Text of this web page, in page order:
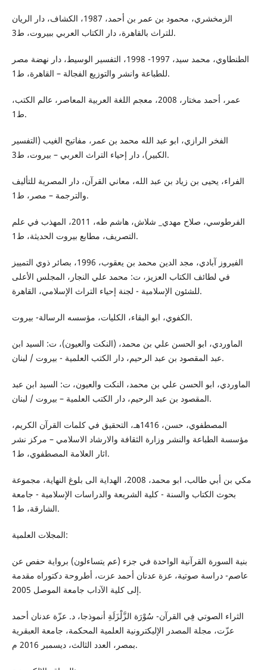
الزمخشري، محمود بن عمر بن أحمد، 1987، الكشاف، دار الريان
للتراث بالقاهرة، دار الكتاب العربي ببيروت، ط3.
الطنطاوي، محمد سيد، 1997- 1998، التفسير الوسيط، دار نهضة مصر
للطباعة وانشر والتوزيع الفجالة – القاهرة، ط1.
عمر، أحمد مختار، 2008، معجم اللغة العربية المعاصر، عالم الكتب،
ط1.
الفخر الرازي، ابو عبد الله محمد بن عمر، مفاتيح الغيب (التفسير
الكبير)، دار إحياء التراث العربي – بيروت، ط3.
الفراء، يحيى بن زياد بن عبد الله، معاني القرآن، دار المصرية للتأليف
والترجمة – مصر، ط1.
الفرطوسي، صلاح مهدي_ شلاش، هاشم طه، 2011، المهذب في علم
التصريف، مطابع بيروت الحديثة، ط1.
الفيروز آبادي، مجد الدين محمد بن يعقوب، 1996، بصائر ذوي التمييز
في لطائف الكتاب العزيز، ت: محمد علي النجار، المجلس الأعلى
للشئون الإسلامية - لجنة إحياء التراث الإسلامي، القاهرة.
الكفوي، ابو البقاء، الكليات، مؤسسه الرسالة- بيروت.
الماوردي، ابو الحسن علي بن محمد، (النكت والعيون)، ت: السيد ابن
عبد المقصود بن عبد الرحيم، دار الكتب العلمية - بيروت / لبنان.
الماوردي، ابو الحسن علي بن محمد، النكت والعيون، ت: السيد ابن عبد
المقصود بن عبد الرحيم، دار الكتب العلمية – بيروت / لبنان.
المصطفوي، حسن، 1416هـ، التحقيق في كلمات القرآن الكريم،
مؤسسة الطباعة والنشر وزارة الثقافة والارشاد الاسلامي – مركز نشر
اثار العلامة المصطفوي، ط1.
مكي بن أبي طالب، ابو محمد، 2008، الهداية الى بلوغ النهاية، مجموعة
بحوث الكتاب والسنة - كلية الشريعة والدراسات الإسلامية - جامعة
الشارقة، ط1.
المجلات العلمية:
بنية السورة القرآنية الواحدة في جزء (عم يتساءلون) برواية حفص عن
عاصم- دراسة صوتية، عزة عدنان أحمد عزت، أطروحة دكتوراه مقدمة
إلى كلية الآداب جامعة الموصل 2005.
الثراء الصوتي فِي القرآن- سُوْرَة الزَّلْزَلَةِ أنموذجا، د. عزّة عدنان أحمد
عزّت، مجلة المصدر الإليكترونية العلمية المحكمة، جامعة العبقرية
بمصر، العدد الثالث، ديسمبر 2016 م.